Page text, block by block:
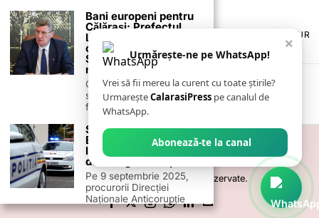
TERMENI ȘI CONDIȚII
POLITICA DE ANULARE & RETUR
PUBLICITATE ONLINE & TIPĂRITĂ
CONTACT
ZIARUL ANUNȚUL CĂLĂRĂȘEAN
© 2026- Toate drepturile sunt rezervate.
×
Urmărește-ne pe WhatsApp!
Vrei să fii mereu la curent cu toate știrile?
UrmareșteCalarasiPress pe canalul de
WhatsApp.
Abonează-te la canal
Bani europeni pentru
Călărași: Prefectul
Laurențiu State anunță
colaborarea cu ADR
Sud-Muntenia pentru
noi finanțări
Călărașul se pregătește
să intre pe harta
finanțărilor europene, cu
Scandal de Corupție la
ELCEN: DNA Descinde
la Sediul Furnizorului
de Energie al Capitalei
Pe 9 septembrie 2025,
procurorii Direcției
Naționale Anticorupție
(DNA) au